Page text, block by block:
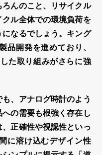
んのこと、リサイクル
ル全体での環境負荷を
なるでしょう。キング
品開発を進めており、
た取り組みがさらに強
、アナログ時計のよう
への需要も根強く存在し
正確性や視認性といっ
に溶け込むデザイン性